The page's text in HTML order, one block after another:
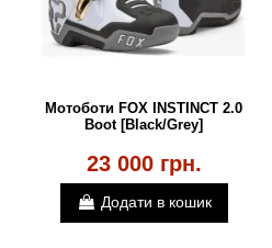
Мотоботи FOX INSTINCT 2.0
Boot [Black/Grey]
23 000 грн.
Додати в кошик